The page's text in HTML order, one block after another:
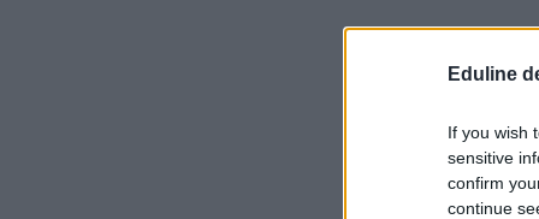
Eduline
If you wish
sensitive
confirm
continue